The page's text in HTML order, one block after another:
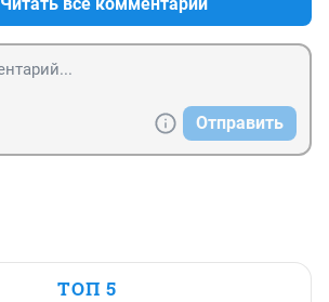
Отправить
ТОП 5